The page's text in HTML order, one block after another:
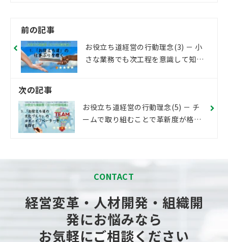
前の記事
お役立ち道経営の行動理念(3) － 小
さな業務でも次工程を意識して知恵
次の記事
お役立ち道経営の行動理念(5) － チ
ームで取り組むことで革新度が格段
CONTACT
経営変革・人材開発・組織開
発にお悩みなら
お気軽にご相談ください